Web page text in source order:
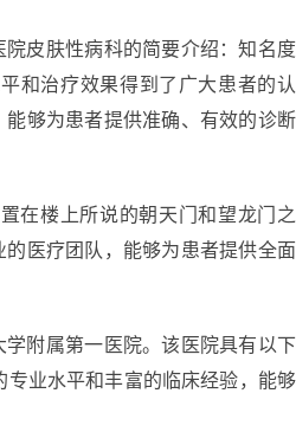
皮肤性病科的简要介绍：知名度
和治疗效果得到了广大患者的认
够为患者提供准确、有效的诊断
在楼上所说的朝天门和望龙门之
医疗团队，能够为患者提供全面
附属第一医院。该医院具有以下
业水平和丰富的临床经验，能够